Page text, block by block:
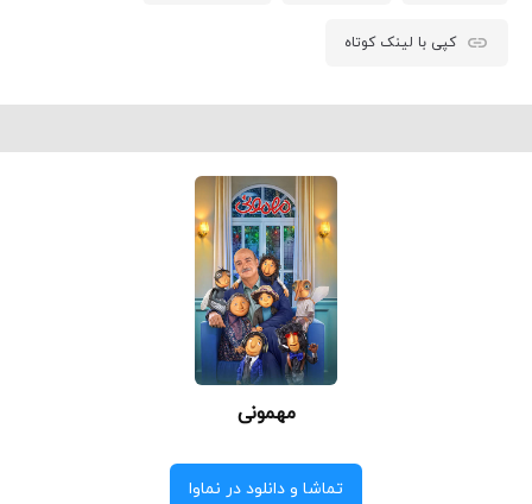
کپی با لینک کوتاه
مهمونی
تماشا و دانلود در نماوا